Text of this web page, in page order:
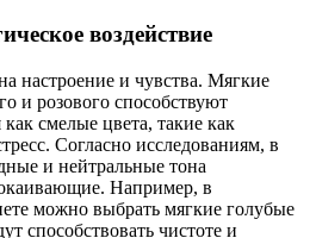
воздействие
настроение и чувства. Мягкие
и розового способствуют
смелые цвета, такие как
Согласно исследованиям, в
и нейтральные тона
Например, в
можно выбрать мягкие голубые
способствовать чистоте и